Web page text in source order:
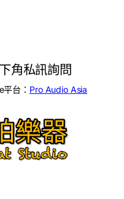
角私訊詢問
台： Pro Audio Asia